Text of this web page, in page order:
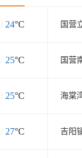
/ 24°C 国营
/ 25°C 国营
/ 25°C 海棠
/ 27°C 吉阳